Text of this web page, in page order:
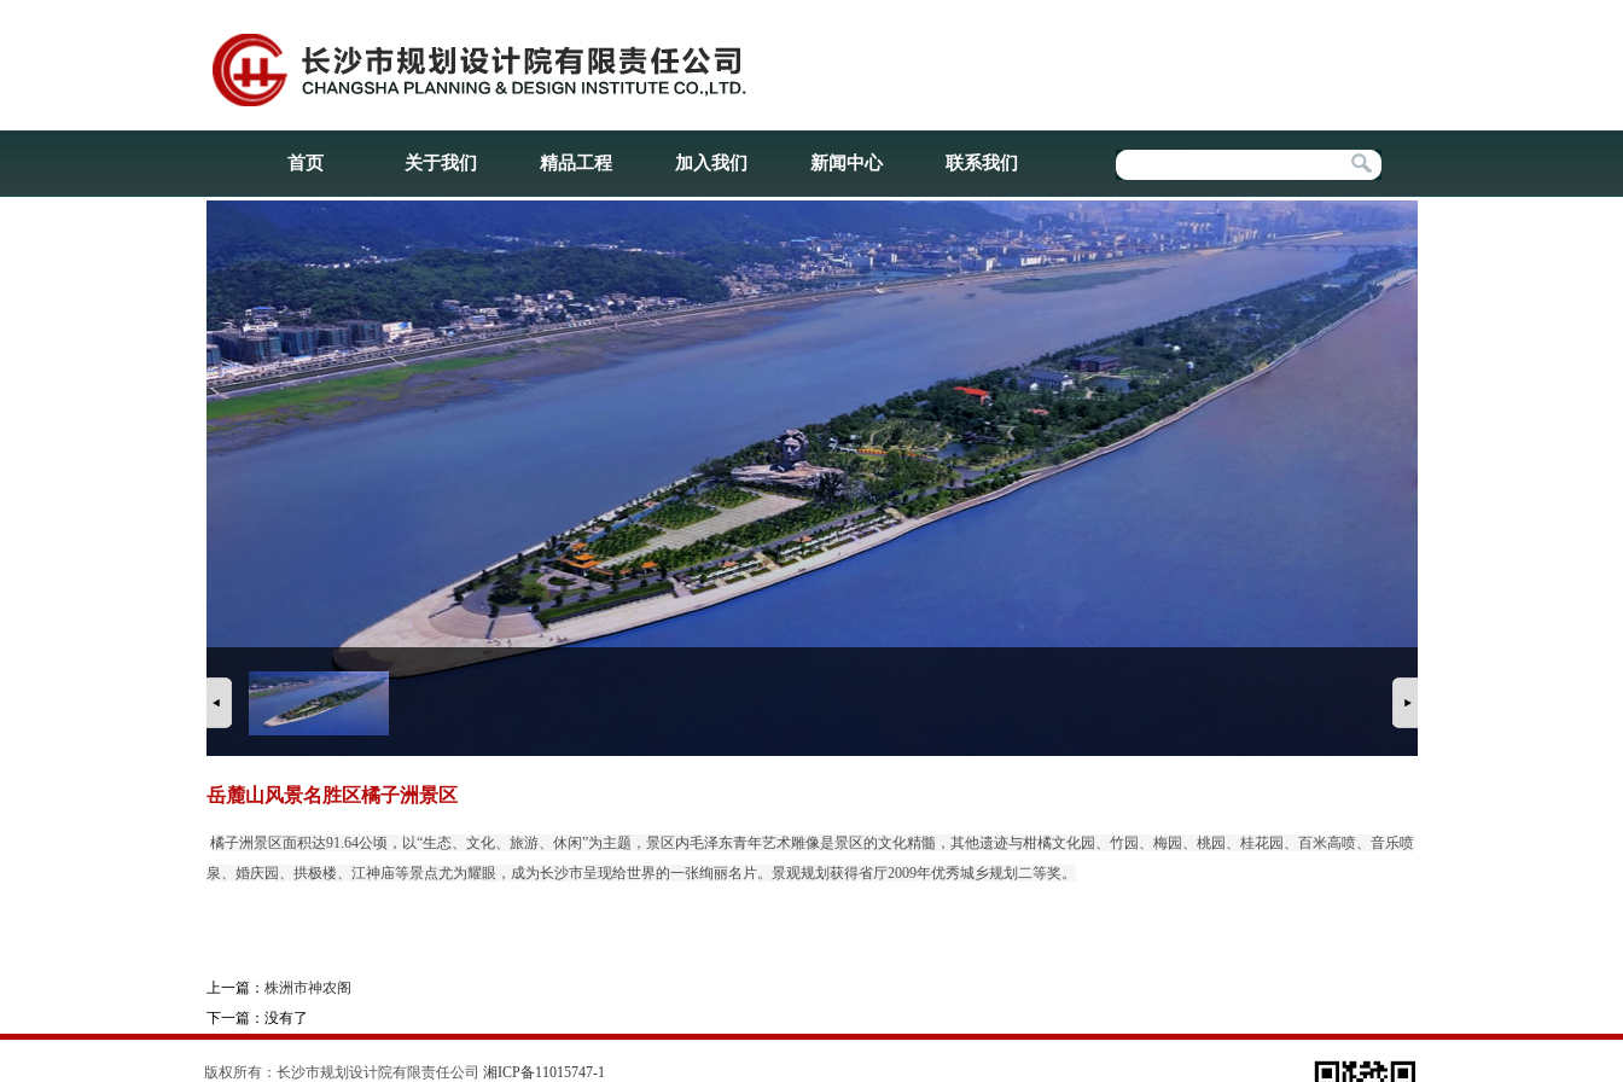
首页 关于我们 精品工程 加入我们 新闻中心 联系我们
岳麓山风景名胜区橘子洲景区
橘子洲景区面积达91.64公顷，以“生态、文化、旅游、休闲”为主题，景区内毛泽东青年艺术雕像是景区的文化精髓，其他遗迹与柑橘文化园、竹园、梅园、桃园、桂花园、百米高喷、音乐喷
泉、婚庆园、拱极楼、江神庙等景点尤为耀眼，成为长沙市呈现给世界的一张绚丽名片。景观规划获得省厅2009年优秀城乡规划二等奖。
上一篇： 株洲市神农阁
下一篇：没有了
版权所有：长沙市规划设计院有限责任公司 湘ICP备11015747-1